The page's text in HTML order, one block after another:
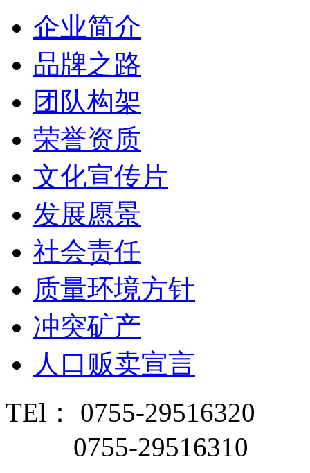
企业简介
品牌之路
团队构架
荣誉资质
文化宣传片
发展愿景
社会责任
质量环境方针
冲突矿产
人口贩卖宣言
TEl： 0755-29516320
0755-29516310